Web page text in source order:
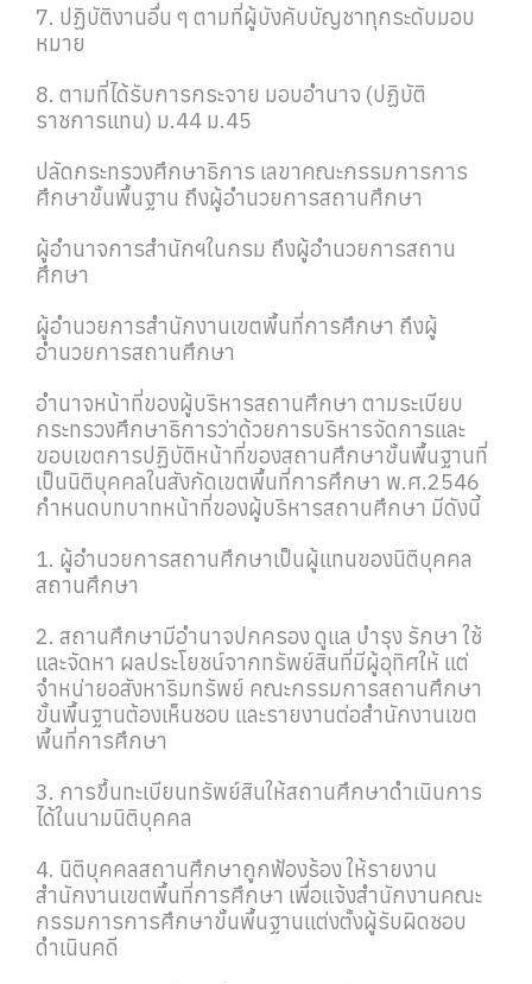
7. ปฏิบัติงานอื่น ๆ ตามที่ผู้บังคับบัญชาทุกระดับมอบ
หมาย
8. ตามที่ได้รับการกระจาย มอบอำนาจ (ปฏิบัติ
ราชการแทน) ม.44 ม.45
ปลัดกระทรวงศึกษาธิการ เลขาคณะกรรมการการ
ศึกษาขั้นพื้นฐาน ถึงผู้อำนวยการสถานศึกษา
ผู้อำนาจการสำนักฯในกรม ถึงผู้อำนวยการสถาน
ศึกษา
ผู้อำนวยการสำนักงานเขตพื้นที่การศึกษา ถึงผู้
อำนวยการสถานศึกษา
อำนาจหน้าที่ของผู้บริหารสถานศึกษา ตามระเบียบ
กระทรวงศึกษาธิการว่าด้วยการบริหารจัดการและ
ขอบเขตการปฏิบัติหน้าที่ของสถานศึกษาขั้นพื้นฐานที่
เป็นนิติบุคคลในสังกัดเขตพื้นที่การศึกษา พ.ศ.2546
กำหนดบทบาทหน้าที่ของผู้บริหารสถานศึกษา มีดังนี้
1. ผู้อำนวยการสถานศึกษาเป็นผู้แทนของนิติบุคคล
สถานศึกษา
2. สถานศึกษามีอำนาจปกครอง ดูแล บำรุง รักษา ใช้
และจัดหา ผลประโยชน์จากทรัพย์สินที่มีผู้อุทิศให้ แต่
จำหน่ายอสังหาริมทรัพย์ คณะกรรมการสถานศึกษา
ขั้นพื้นฐานต้องเห็นชอบ และรายงานต่อสำนักงานเขต
พื้นที่การศึกษา
3. การขึ้นทะเบียนทรัพย์สินให้สถานศึกษาดำเนินการ
ได้ในนามนิติบุคคล
4. นิติบุคคลสถานศึกษาถูกฟ้องร้อง ให้รายงาน
สำนักงานเขตพื้นที่การศึกษา เพื่อแจ้งสำนักงานคณะ
กรรมการการศึกษาขั้นพื้นฐานแต่งตั้งผู้รับผิดชอบ
ดำเนินคดี